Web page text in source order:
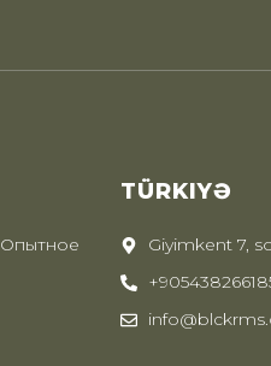
Опытное
TÜRKIYƏ
Giyimkent 7,